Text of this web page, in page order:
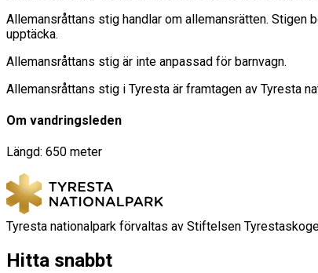
Allemansråttans stig handlar om allemansrätten. Stigen
upptäcka.
Allemansråttans stig är inte anpassad för barnvagn.
Allemansråttans stig i Tyresta är framtagen av Tyresta
Om vandringsleden
Längd: 650 meter
Tyresta nationalpark förvaltas av Stiftelsen
Hitta snabbt